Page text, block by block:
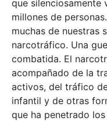
que silenciosamente
millones de
muchas de nuestras
narcotráfico. Una
combatida. El
acompañado de la
activos, del tráfico
infantil y de otras
que ha penetrado